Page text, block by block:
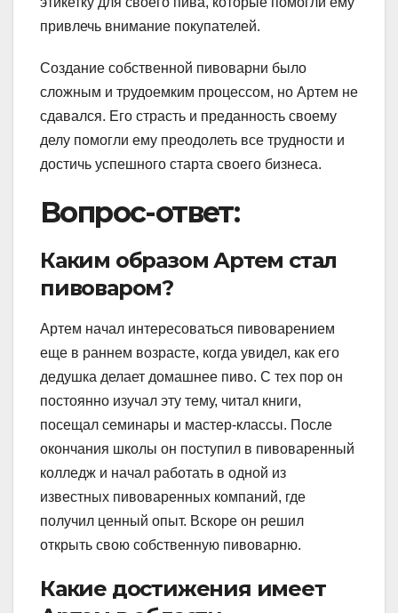
привлечь внимание покупателей.
Создание собственной пивоварни было
сложным и трудоемким процессом, но Артем не
сдавался. Его страсть и преданность своему
делу помогли ему преодолеть все трудности и
достичь успешного старта своего бизнеса.
Вопрос-ответ:
Каким образом Артем стал
пивоваром?
Артем начал интересоваться пивоварением
еще в раннем возрасте, когда увидел, как его
дедушка делает домашнее пиво. С тех пор он
постоянно изучал эту тему, читал книги,
посещал семинары и мастер-классы. После
окончания школы он поступил в пивоваренный
колледж и начал работать в одной из
известных пивоваренных компаний, где
получил ценный опыт. Вскоре он решил
открыть свою собственную пивоварню.
Какие достижения имеет